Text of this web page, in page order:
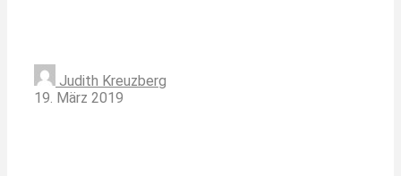
Judith Kreuzberg
19. März 2019